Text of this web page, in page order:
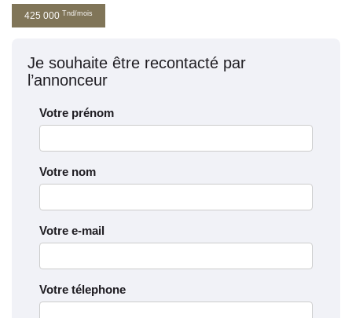
425 000 Tnd/mois
Je souhaite être recontacté par
l’annonceur
Votre prénom
Votre nom
Votre e-mail
Votre télephone